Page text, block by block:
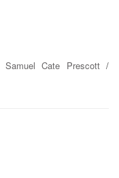
Samuel Cate Prescott/